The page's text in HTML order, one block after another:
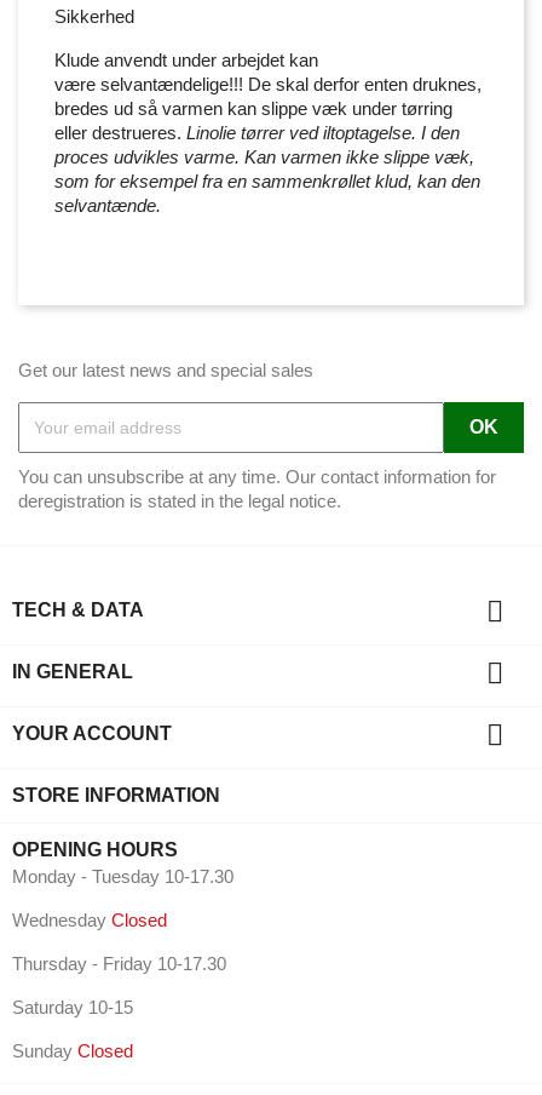
Sikkerhed
Klude anvendt under arbejdet kan
være selvantændelige!!! De skal derfor enten druknes,
bredes ud så varmen kan slippe væk under tørring
eller destrueres. Linolie tørrer ved iltoptagelse. I den
proces udvikles varme. Kan varmen ikke slippe væk,
som for eksempel fra en sammenkrøllet klud, kan den
selvantænde.
Get our latest news and special sales
You can unsubscribe at any time. Our contact information for
deregistration is stated in the legal notice.
TECH & DATA 
IN GENERAL 
YOUR ACCOUNT 
STORE INFORMATION
OPENING HOURS
Monday - Tuesday 10-17.30
Wednesday Closed
Thursday - Friday 10-17.30
Saturday 10-15
Sunday Closed